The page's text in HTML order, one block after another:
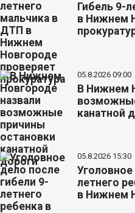
Гибель 9-
в Нижнем
05.8.2026 09:00
В Нижнем
канатной
05.8.2026 15:30
летнего
в Нижнем